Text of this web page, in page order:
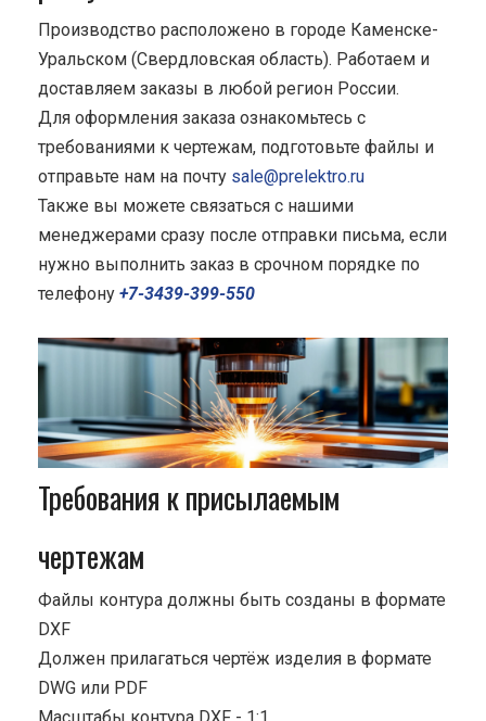
Производство расположено в городе Каменске-
Уральском (Свердловская область). Работаем и
доставляем заказы в любой регион России.
Для оформления заказа ознакомьтесь с
требованиями к чертежам, подготовьте файлы и
отправьте нам на почту sale@prelektro.ru
Также вы можете связаться с нашими
менеджерами сразу после отправки письма, если
нужно выполнить заказ в срочном порядке по
телефону +7-3439-399-550
Требования к присылаемым
чертежам
Файлы контура должны быть созданы в формате
DXF
Должен прилагаться чертёж изделия в формате
DWG или PDF